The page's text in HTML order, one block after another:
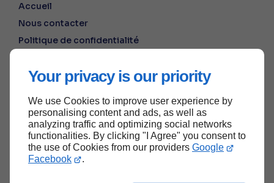
Your privacy is our priority
We use Cookies to improve user experience by
personalising content and ads, as well as
analyzing traffic and optimizing social networks
functionalities. By clicking "I Agree" you consent to
the use of Cookies from our providers Google
Facebook
.
Accueil
Nous contacter
Politique de confidentialité
Haut de page